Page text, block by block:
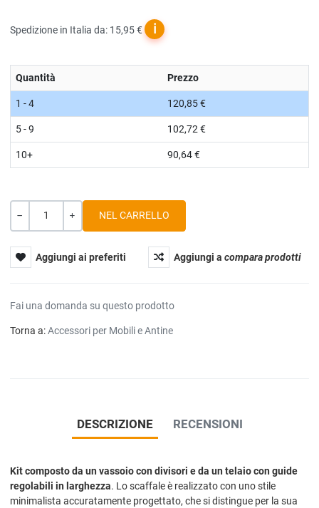
Spedizione in Italia da: 15,95 € ℹ
Quantità Prezzo
1 - 4 120,85 €
5 - 9 102,72 €
10+ 90,64 €
Quantità
Aggiungi ai preferiti Aggiungi acompara prodotti
Fai una domanda su questo prodotto
Torna a:Accessori per Mobili e Antine
DESCRIZIONE RECENSIONI
Kit composto da un vassoio con divisori e da un telaio con guide
regolabili in larghezza. Lo scaffale è realizzato con uno stile
minimalista accuratamente progettato, che si distingue per la sua